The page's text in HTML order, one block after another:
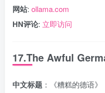
网站: ollama.com
HN评论: 立即访问
17.The Awful
中文标题 ：《糟糕的德语》